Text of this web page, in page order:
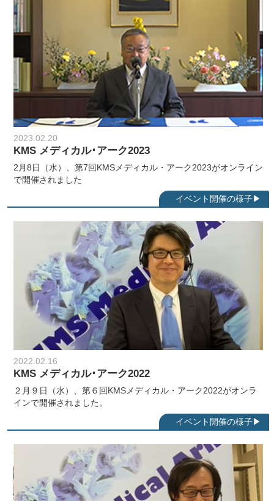
2023.02.20
KMS メディカル･アーク2023
2月8日（水）、第7回KMSメディカル・アーク2023がオンライン
で開催されました
2022.02.16
KMS メディカル･アーク2022
２月９日（水）、第６回KMSメディカル・アーク2022がオンラ
インで開催されました。